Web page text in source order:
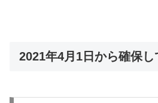
2021年4月1日から確保